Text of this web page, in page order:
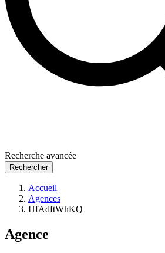
Recherche avancée
Rechercher
Accueil
Agences
HfAdftWhKQ
Agence